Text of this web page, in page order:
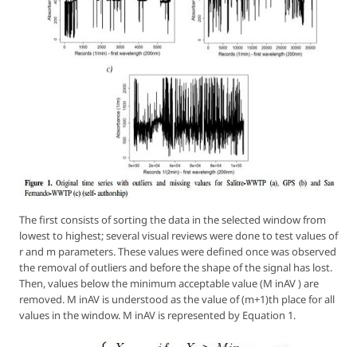
The first consists of sorting the data in the selected window from
lowest to highest; several visual reviews were done to test values of
r and m parameters. These values were defined once was observed
the removal of outliers and before the shape of the signal has lost.
Then, values below the minimum acceptable value (M inAV ) are
removed. M inAV is understood as the value of (m+1)th place for all
values in the window. M inAV is represented by Equation 1.